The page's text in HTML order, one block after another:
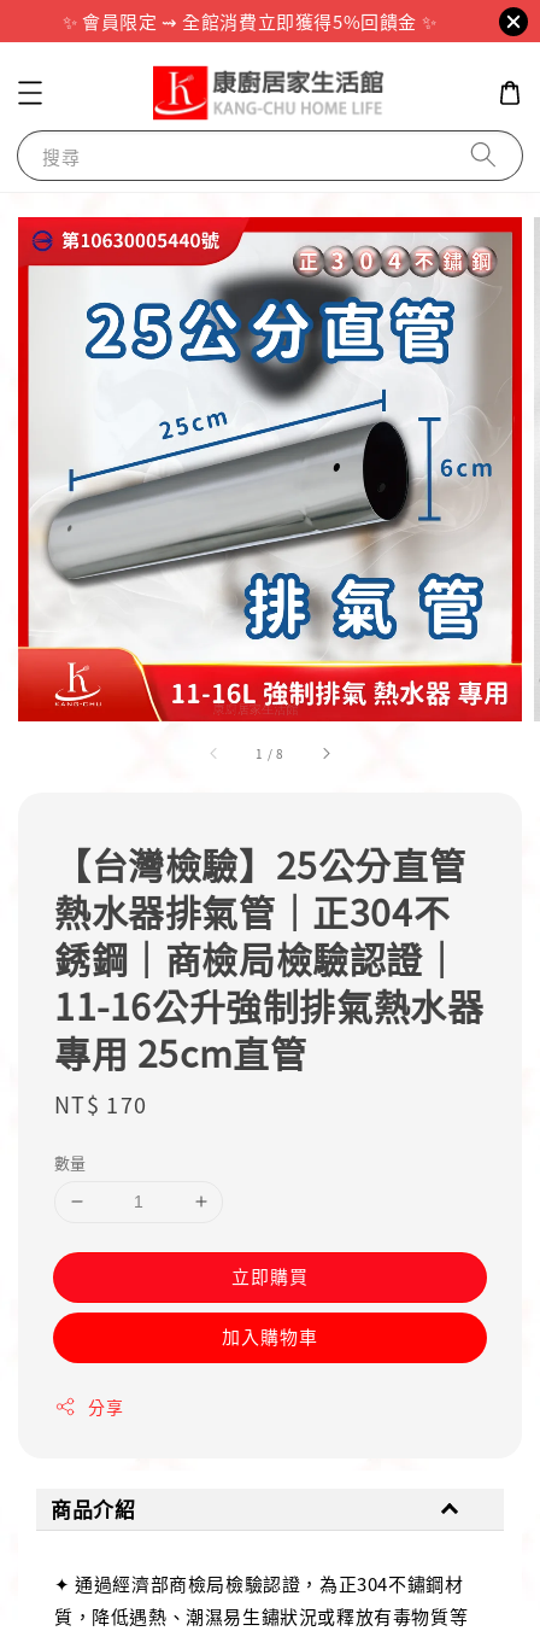
✨ 會員限定 ⇝ 全館消費立即獲得5%回饋金 ✨
搜尋
1 /8
【台灣檢驗】25公分直管
熱水器排氣管｜正304不
銹鋼｜商檢局檢驗認證｜
11-16公升強制排氣熱水器
專用 25cm直管
Regular
NT$ 170
數量
立即購買
加入購物車
分享
商品介紹
✦ 通過經濟部商檢局檢驗認證，為正304不鏽鋼材
質，降低遇熱、潮濕易生鏽狀況或釋放有毒物質等